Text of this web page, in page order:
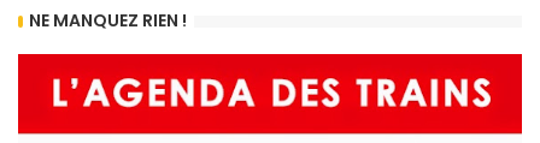
NE MANQUEZ RIEN !